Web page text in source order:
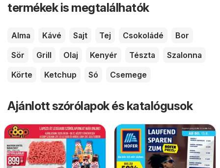
termékek is megtalálhatók
Alma Kávé Sajt Tej Csokoládé
Bor
Sör
Grill Olaj Kenyér Tészta
Szalonna
Körte
Ketchup Só Csemege
Ajánlott szórólapok és katalógusok